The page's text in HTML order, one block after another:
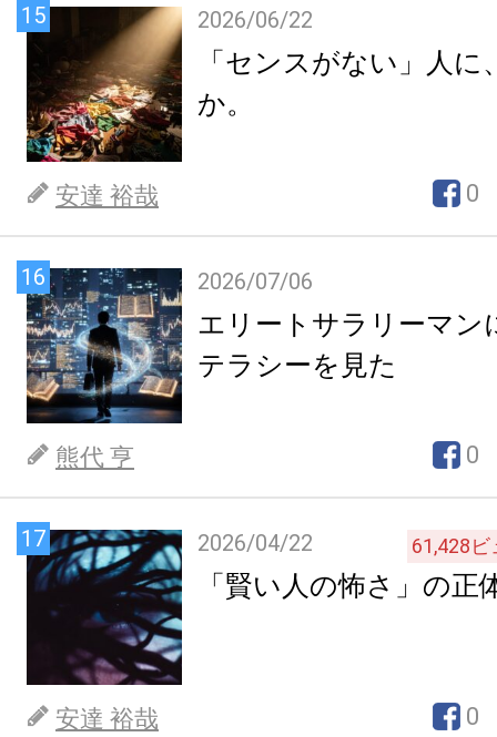
15 2026/06/22
「センスがない」人
か。
安達 裕哉 0
16 2026/07/06
エリートサラリーマン
テラシーを見た
熊代 亨 0
17 2026/04/22 61,428ビ
「賢い人の怖さ」の正
安達 裕哉 0